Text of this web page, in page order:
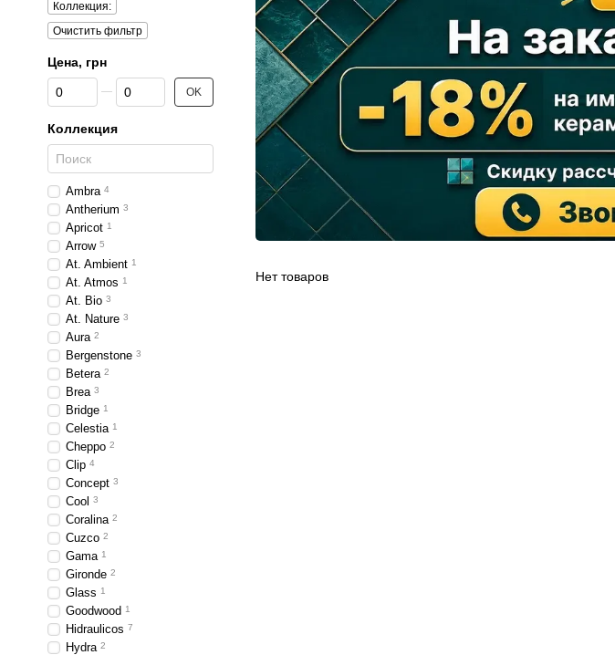
Нет товаров
Коллекция:
Очистить фильтр
Цена, грн
От Цена, грн
До Цена, грн OK
Коллекция
Ambra 4
Antherium 3
Apricot 1
Arrow 5
At. Ambient 1
At. Atmos 1
At. Bio 3
At. Nature 3
Aura 2
Bergenstone 3
Betera 2
Brea 3
Bridge 1
Celestia 1
Cheppo 2
Clip 4
Concept 3
Cool 3
Coralina 2
Cuzco 2
Gama 1
Gironde 2
Glass 1
Goodwood 1
Hidraulicos 7
Hydra 2